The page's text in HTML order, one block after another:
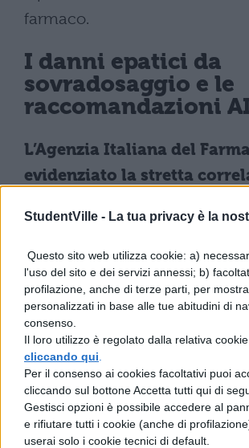
StudentVille - La tua privacy è la
Questo sito web utilizza cookie: a)
l'uso del sito e dei servizi annessi; b)
profilazione, anche di terze parti, per
personalizzati in base alle tue abitudini di
consenso.
Il loro utilizzo è regolato dalla relativa cookie
cliccando qui
Per il consenso ai cookies facoltativi puoi
cliccando sul bottone Accetta tutti qui di
Gestisci opzioni è possibile accedere al
e rifiutare tutti i cookie (anche di
userai solo i cookie tecnici di default.
farmaco.
I danni epatici da
sovradosaggio e le
raccomandazioni
L’Agenzia Italiana del
evidenziato la stretta
l’abuso di paracetamolo e
epatici che ne possono
rappresenta l’organo
metabolismo di questo
quando le dosi giornaliere
vengono superate o gli
somministrazioni risultano
ravvicinati, si verifica un
metaboliti tossici che le
non riescono più a